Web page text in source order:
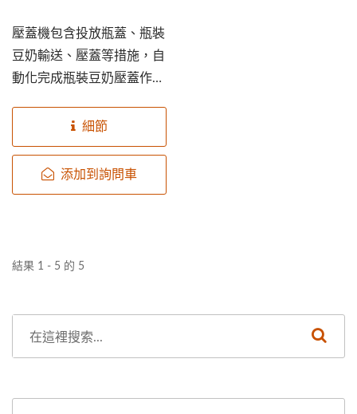
壓蓋機包含投放瓶蓋、瓶裝
豆奶輸送、壓蓋等措施，自
動化完成瓶裝豆奶壓蓋作
生產目標。 細節
添加到詢問車
結果 1 - 5 的 5